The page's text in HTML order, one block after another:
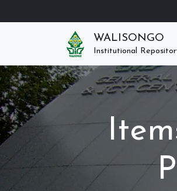
WALISONGO
Institutional